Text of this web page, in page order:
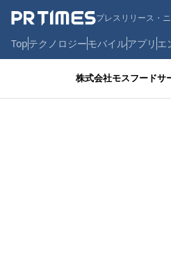
プレスリリース・
Topテクノロジーモバイルアプリ エ
株式会社モスフードサ